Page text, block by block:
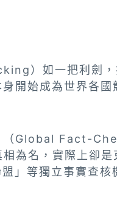
）如一把利劍，
開始成為世界各國
（Global Fact-
為名，實際上卻是
」等獨立事實查核